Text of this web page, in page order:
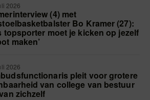
2026
(4) met
Bo Kramer (27):
topsporter moet je kicken op jezelf
maken’
2026
pleit voor grotere
van college van bestuur
zichzelf